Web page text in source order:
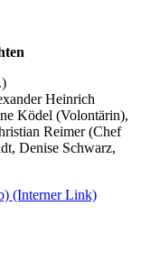
Heinrich
Ködel (Volontärin),
Reimer (Chef
Denise Schwarz,
(Interner Link)